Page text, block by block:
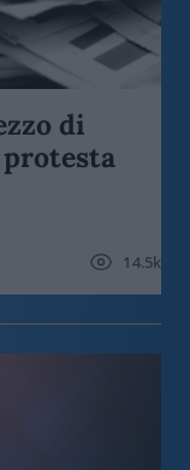
di
14.5k